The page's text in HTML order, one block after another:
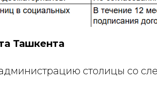
Ташкента
столицы со